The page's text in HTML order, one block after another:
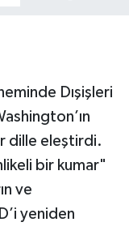
Dışişleri
dille eleştirdi.
bir kumar"
ve
yeniden